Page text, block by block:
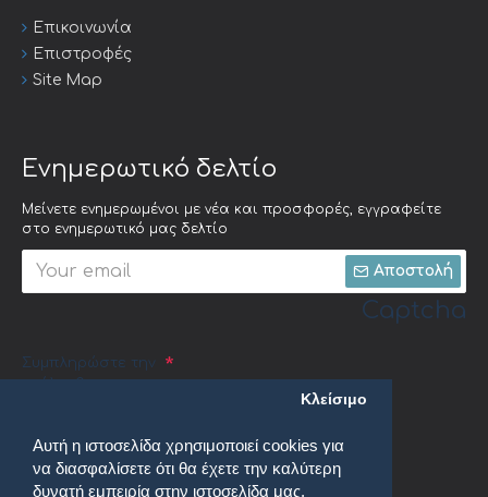
Αυτή η ιστοσελίδα χρησιμοποιεί cookies για
να διασφαλίσετε ότι θα έχετε την καλύτερη
δυνατή εμπειρία στην ιστοσελίδα μας.
Κλείσιμο
Επικοινωνία
Επιστροφές
Site Map
Ενημερωτικό δελτίο
Μείνετε ενημερωμένοι με νέα και προσφορές, εγγραφείτε
στο ενημερωτικό μας δελτίο
Αποστολή
Captcha
Συμπληρώστε την
ακόλουθη